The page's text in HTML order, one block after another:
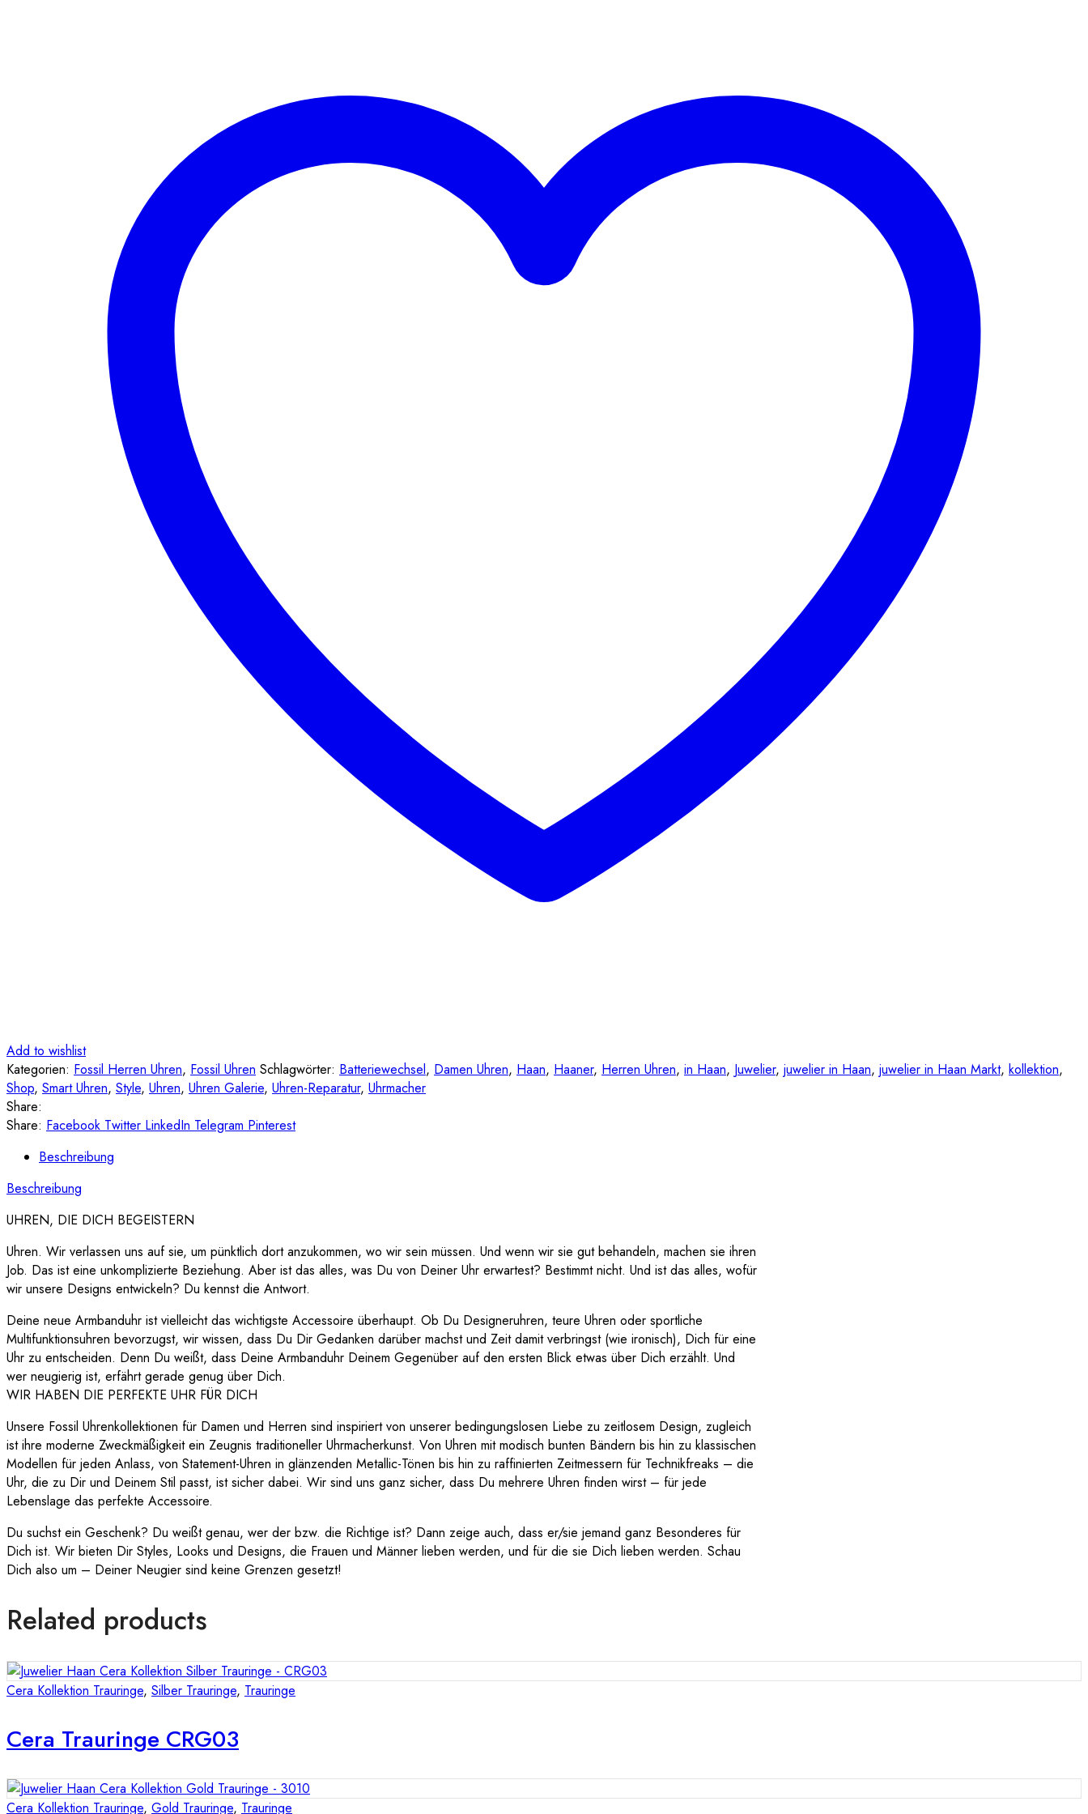
Add to wishlist
Kategorien: Fossil Herren Uhren, Fossil Uhren Schlagwörter: Batteriewechsel, Damen Uhren, Haan, Haaner, Herren Uhren, in Haan, Juwelier, juwelier in Haan, juwelier in Haan Markt, kollektion,
Shop, Smart Uhren, Style, Uhren, Uhren Galerie, Uhren-Reparatur, Uhrmacher
Share:
Share: Facebook Twitter LinkedIn Telegram Pinterest
Beschreibung
Beschreibung
UHREN, DIE DICH BEGEISTERN
Uhren. Wir verlassen uns auf sie, um pünktlich dort anzukommen, wo wir sein müssen. Und wenn wir sie gut behandeln, machen sie ihren
Job. Das ist eine unkomplizierte Beziehung. Aber ist das alles, was Du von Deiner Uhr erwartest? Bestimmt nicht. Und ist das alles, wofür
wir unsere Designs entwickeln? Du kennst die Antwort.
Deine neue Armbanduhr ist vielleicht das wichtigste Accessoire überhaupt. Ob Du Designeruhren, teure Uhren oder sportliche
Multifunktionsuhren bevorzugst, wir wissen, dass Du Dir Gedanken darüber machst und Zeit damit verbringst (wie ironisch), Dich für eine
Uhr zu entscheiden. Denn Du weißt, dass Deine Armbanduhr Deinem Gegenüber auf den ersten Blick etwas über Dich erzählt. Und
wer neugierig ist, erfährt gerade genug über Dich.
WIR HABEN DIE PERFEKTE UHR FÜR DICH
Unsere Fossil Uhrenkollektionen für Damen und Herren sind inspiriert von unserer bedingungslosen Liebe zu zeitlosem Design, zugleich
ist ihre moderne Zweckmäßigkeit ein Zeugnis traditioneller Uhrmacherkunst. Von Uhren mit modisch bunten Bändern bis hin zu klassischen
Modellen für jeden Anlass, von Statement-Uhren in glänzenden Metallic-Tönen bis hin zu raffinierten Zeitmessern für Technikfreaks – die
Uhr, die zu Dir und Deinem Stil passt, ist sicher dabei. Wir sind uns ganz sicher, dass Du mehrere Uhren finden wirst – für jede
Lebenslage das perfekte Accessoire.
Du suchst ein Geschenk? Du weißt genau, wer der bzw. die Richtige ist? Dann zeige auch, dass er/sie jemand ganz Besonderes für
Dich ist. Wir bieten Dir Styles, Looks und Designs, die Frauen und Männer lieben werden, und für die sie Dich lieben werden. Schau
Dich also um – Deiner Neugier sind keine Grenzen gesetzt!
Related products
Cera Kollektion Trauringe, Silber Trauringe, Trauringe
Cera Trauringe CRG03
Cera Kollektion Trauringe, Gold Trauringe, Trauringe